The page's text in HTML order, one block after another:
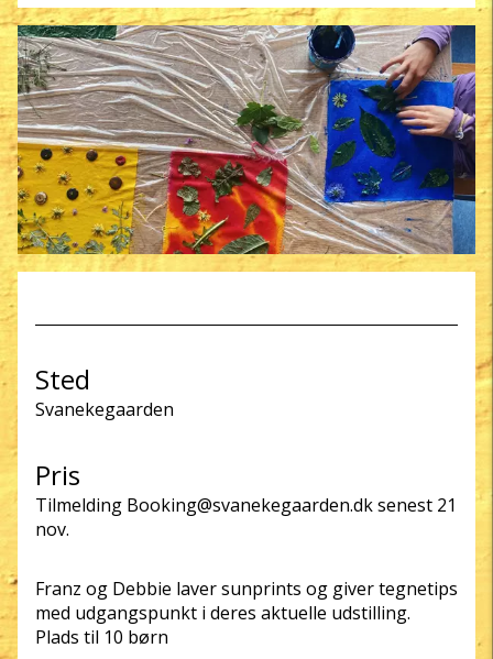
Franz og Debbie laver sunprints og giver tegnetips
med udgangspunkt i deres aktuelle udstilling.
Plads til 10 børn
Sted
Svanekegaarden
Pris
Tilmelding Booking@svanekegaarden.dk senest 21
nov.